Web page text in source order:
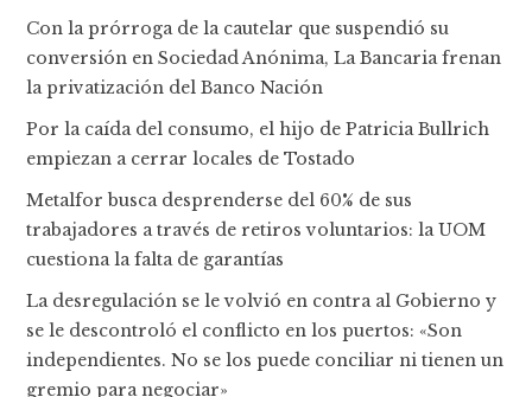
Con la prórroga de la cautelar que suspendió su
conversión en Sociedad Anónima, La Bancaria frenan
la privatización del Banco Nación
Por la caída del consumo, el hijo de Patricia Bullrich
empiezan a cerrar locales de Tostado
Metalfor busca desprenderse del 60% de sus
trabajadores a través de retiros voluntarios: la UOM
cuestiona la falta de garantías
La desregulación se le volvió en contra al Gobierno y
se le descontroló el conflicto en los puertos: «Son
independientes. No se los puede conciliar ni tienen un
gremio para negociar»